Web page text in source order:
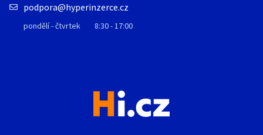
podpora@hyperinzerce.cz
pondělí - čtvrtek 8:30 - 17:00